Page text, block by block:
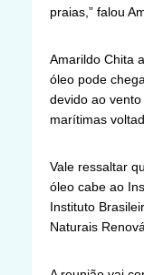
praias,” falou
Amarildo Chita
óleo pode
devido ao
marítimas
Vale ressaltar
óleo cabe ao
Instituto
Naturais